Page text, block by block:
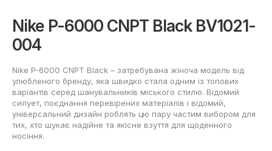
Nike P-6000 CNPT Black BV1021-
004
Nike P-6000 CNPT Black – затребувана жіноча модель від
улюбленого бренду, яка швидко стала одним із топових
варіантів серед шанувальників міського стилю. Відомий
силует, поєднання перевірених матеріалів і відомий,
універсальний дизайн роблять цю пару частим вибором для
тих, хто шукає надійне та якісне взуття для щоденного
носіння.